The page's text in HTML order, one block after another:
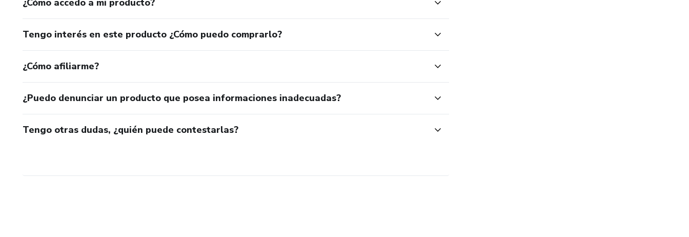
Tengo interés en este producto ¿Cómo puedo comprarlo?
¿Cómo afiliarme?
¿Puedo denunciar un producto que posea informaciones inadecuadas?
Tengo otras dudas, ¿quién puede contestarlas?